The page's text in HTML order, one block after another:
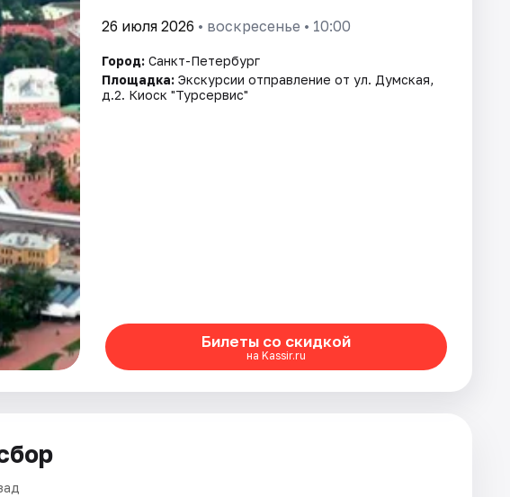
26 июля 2026 • воскресенье • 10:00
Город: Санкт-Петербург
Площадка: Экскурсии отправление от ул. Думская,
д.2. Киоск "Турсервис"
Билеты со скидкой
на Kassir.ru